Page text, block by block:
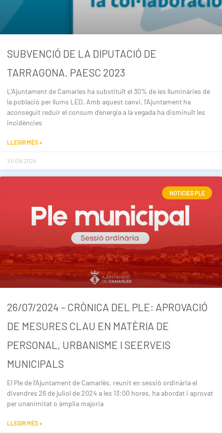
SUBVENCIÓ DE LA DIPUTACIÓ DE
TARRAGONA. PAESC 2023
L’Ajuntament de Camarles ha substituït el 30% de les lluminàries de
la població per llums LED. Amb aquest canvi, l’Ajuntament ha
aconseguit reduir el consum d’energia a la vegada ha disminuït les
incidències
LLEGIR MÉS »
10/09/2024
NOTÍCIES PLE
26/07/2024 – CRÒNICA DEL PLE: APROVACIÓ
DE MESURES CLAU EN MATÈRIA DE
PERSONAL, URBANISME I SEERVEIS
MUNICIPALS
El Ple de l’Ajuntament de Camarlès, reunit en sessió ordinària el
divendres 26 de juliol de 2024 a les 13:00 hores, ha abordat i aprovat
per unanimitat o àmplia majoria
LLEGIR MÉS »